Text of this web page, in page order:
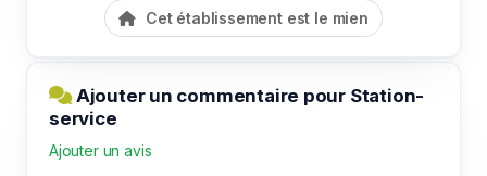
Cet établissement est le mien
Ajouter un commentaire pour Station-
service
Ajouter un avis